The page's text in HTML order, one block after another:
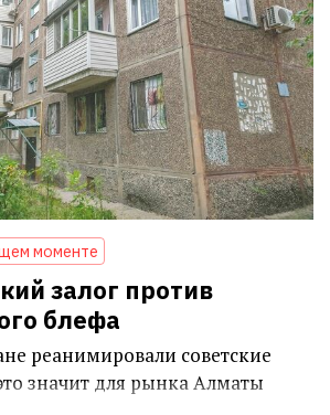
моменте
залог против
блефа
реанимировали советские
значит для рынка Алматы